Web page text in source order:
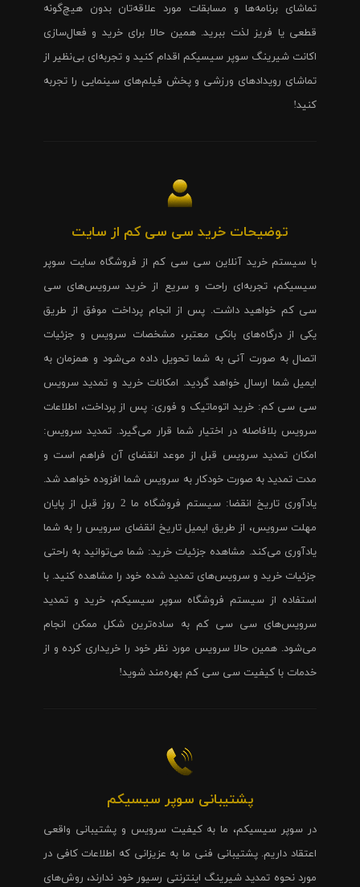
تماشای برنامه‌ها و مسابقات مورد علاقه‌تان بدون هیچ‌گونه
قطعی یا فریز لذت ببرید. همین حالا برای خرید و فعال‌سازی
اکانت شیرینگ سوپر سیسیکم اقدام کنید و تجربه‌ای بی‌نظیر از
تماشای رویدادهای ورزشی و پخش فیلم‌های سینمایی را تجربه
کنید!
توضیحات خرید سی سی کم از سایت
با سیستم خرید آنلاین سی سی کم از فروشگاه سایت سوپر
سیسیکم، تجربه‌ای راحت و سریع از خرید سرویس‌های سی
سی کم خواهید داشت. پس از انجام پرداخت موفق از طریق
یکی از درگاه‌های بانکی معتبر، مشخصات سرویس و جزئیات
اتصال به صورت آنی به شما تحویل داده می‌شود و همزمان به
ایمیل شما ارسال خواهد گردید. امکانات خرید و تمدید سرویس
سی سی کم: خرید اتوماتیک و فوری: پس از پرداخت، اطلاعات
سرویس بلافاصله در اختیار شما قرار می‌گیرد. تمدید سرویس:
امکان تمدید سرویس قبل از موعد انقضای آن فراهم است و
مدت تمدید به صورت خودکار به سرویس شما افزوده خواهد شد.
یادآوری تاریخ انقضا: سیستم فروشگاه ما 2 روز قبل از پایان
مهلت سرویس، از طریق ایمیل تاریخ انقضای سرویس را به شما
یادآوری می‌کند. مشاهده جزئیات خرید: شما می‌توانید به راحتی
جزئیات خرید و سرویس‌های تمدید شده خود را مشاهده کنید. با
استفاده از سیستم فروشگاه سوپر سیسیکم، خرید و تمدید
سرویس‌های سی سی کم به ساده‌ترین شکل ممکن انجام
می‌شود. همین حالا سرویس مورد نظر خود را خریداری کرده و از
خدمات با کیفیت سی سی کم بهره‌مند شوید!
پشتیبانی سوپر سیسیکم
در سوپر سیسیکم، ما به کیفیت سرویس و پشتیبانی واقعی
اعتقاد داریم. پشتیبانی فنی ما به عزیزانی که اطلاعات کافی در
مورد نحوه تمدید شیرینگ اینترنتی رسیور خود ندارند، روش‌های